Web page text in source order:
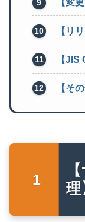
【変
【リ
【
【そ
理